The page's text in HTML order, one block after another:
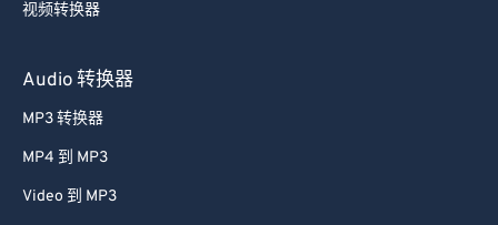
视频转换器
Audio 转换器
MP3 转换器
MP4 到 MP3
Video 到 MP3